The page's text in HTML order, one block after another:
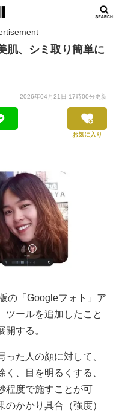
、シミ取り簡単に
2026年04月21日 17時00分更新
お気に入り
の「Googleフォト」ア
ツールを追加したこと
する。
た人の顔に対して、
、目を明るくする、
程度で施すことが可
かかり具合（強度）